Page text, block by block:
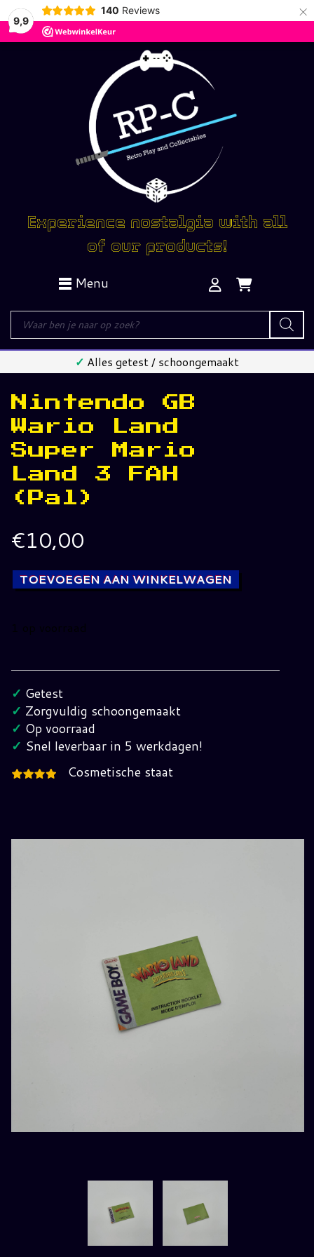
9,9
140 Reviews ×
Experience nostalgia with all
of our products!
Menu
Producten
zoeken
✓ Alles getest / schoongemaakt
Nintendo GB
Wario Land
Super Mario
Land 3 FAH
(Pal)
€10,00
TOEVOEGEN AAN WINKELWAGEN
1 op voorraad
GB
Wario
Land
Super
Mario
3
✓ Getest
✓ Zorgvuldig schoongemaakt
✓ Op voorraad
✓ Snel leverbaar in 5 werkdagen!
Cosmetische staat